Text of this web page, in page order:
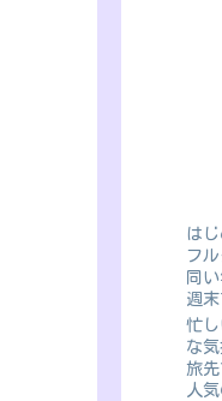
は
フ
同
週
忙
な
旅
人